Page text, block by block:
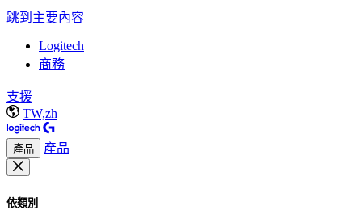
跳到主要內容
Logitech
商務
支援
TW,zh
產品 產品
依類別